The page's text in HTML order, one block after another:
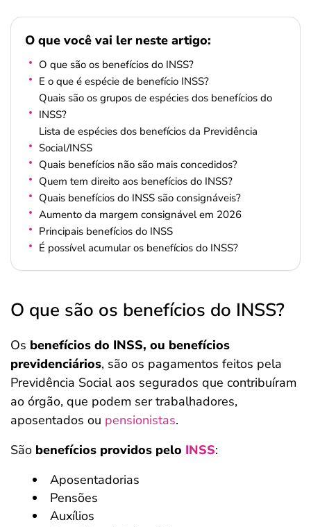
O que você vai ler neste artigo:
O que são os benefícios do INSS?
E o que é espécie de benefício INSS?
Quais são os grupos de espécies dos benefícios do
INSS?
Lista de espécies dos benefícios da Previdência
Social/INSS
Quais benefícios não são mais concedidos?
Quem tem direito aos benefícios do INSS?
Quais benefícios do INSS são consignáveis?
Aumento da margem consignável em 2026
Principais benefícios do INSS
É possível acumular os benefícios do INSS?
O que são os benefícios do INSS?
Os benefícios do INSS, ou benefícios
previdenciários, são os pagamentos feitos pela
Previdência Social aos segurados que contribuíram
ao órgão, que podem ser trabalhadores,
aposentados ou pensionistas.
São benefícios providos pelo INSS:
Aposentadorias
Pensões
Auxílios